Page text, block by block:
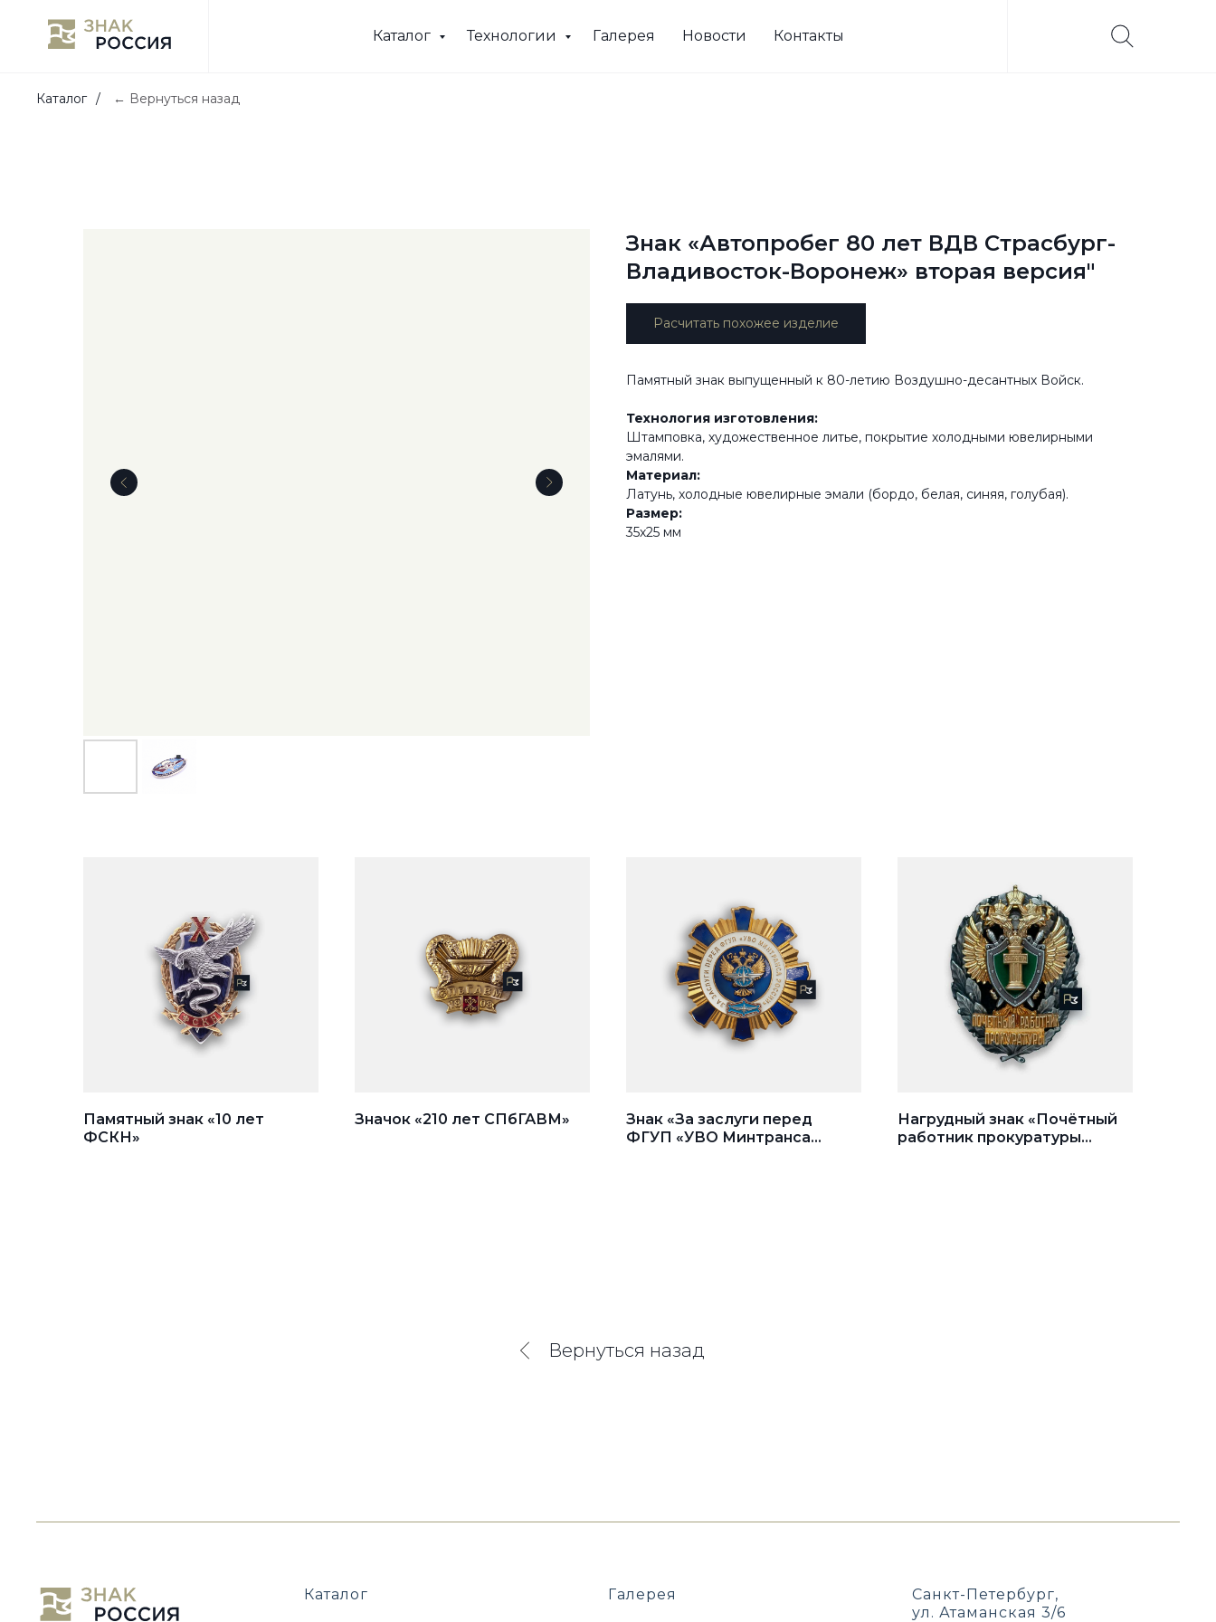
Каталог Технологии Галерея Новости Контакты
Каталог / ← Вернуться назад
Знак «Автопробег 80 лет ВДВ Страсбург-
Владивосток-Воронеж» вторая версия"
Расчитать похожее изделие
Памятный знак выпущенный к 80-летию Воздушно-десантных Войск.
Технология изготовления:
Штамповка, художественное литье, покрытие холодными ювелирными
эмалями.
Материал:
Латунь, холодные ювелирные эмали (бордо, белая, синяя, голубая).
Размер:
35х25 мм
Памятный знак «10 лет
ФСКН»
Значок «210 лет СПбГАВМ»
Знак «За заслуги перед
ФГУП «УВО Минтранса
Нагрудный знак «Почётный
работник прокуратуры
Вернуться назад
Каталог Галерея
Санкт-Петербург,
ул. Атаманская 3/6